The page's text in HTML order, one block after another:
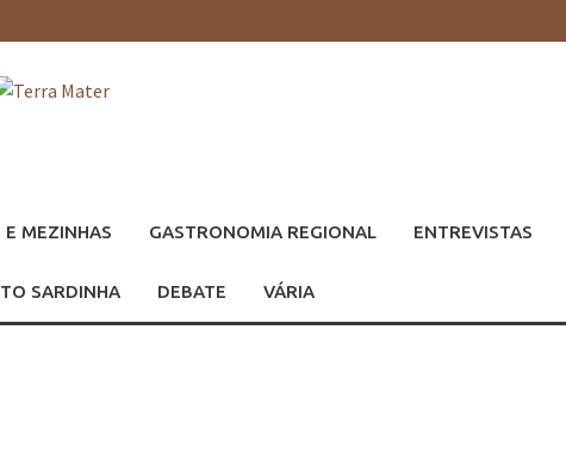
E MEZINHAS GASTRONOMIA REGIONAL ENTREVISTAS
SARDINHA DEBATE VÁRIA